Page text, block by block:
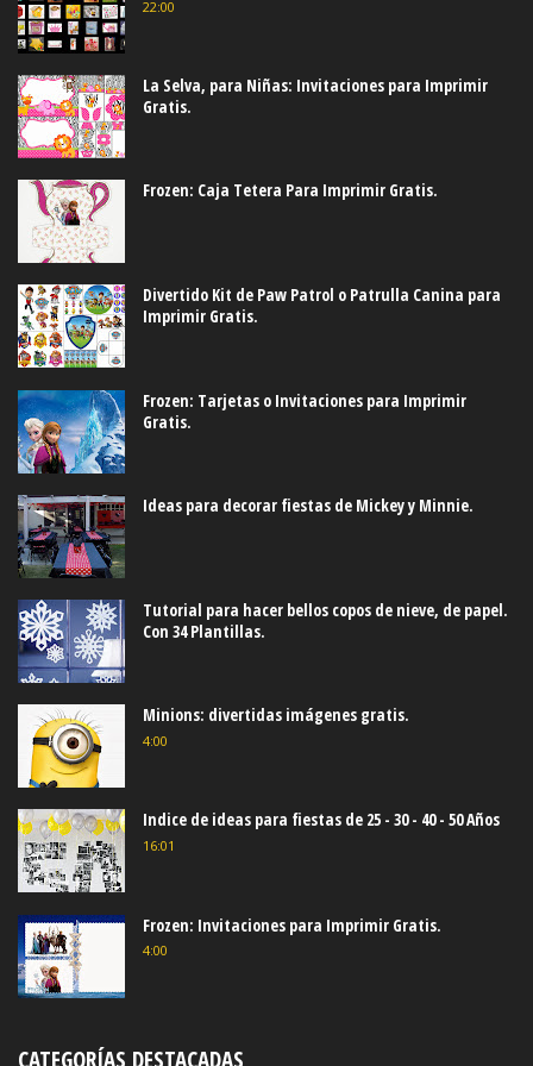
22:00
La Selva, para Niñas: Invitaciones para Imprimir
Gratis.
Frozen: Caja Tetera Para Imprimir Gratis.
Divertido Kit de Paw Patrol o Patrulla Canina para
Imprimir Gratis.
Frozen: Tarjetas o Invitaciones para Imprimir
Gratis.
Ideas para decorar fiestas de Mickey y Minnie.
Tutorial para hacer bellos copos de nieve, de papel.
Con 34 Plantillas.
Minions: divertidas imágenes gratis.
4:00
Indice de ideas para fiestas de 25 - 30 - 40 - 50 Años
16:01
Frozen: Invitaciones para Imprimir Gratis.
4:00
CATEGORÍAS DESTACADAS